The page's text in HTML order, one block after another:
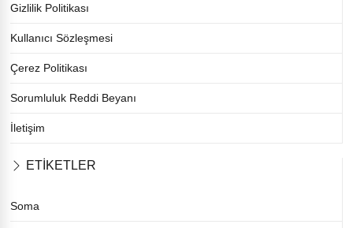
Gizlilik Politikası
Kullanıcı Sözleşmesi
Çerez Politikası
Sorumluluk Reddi Beyanı
İletişim
ETİKETLER
Soma